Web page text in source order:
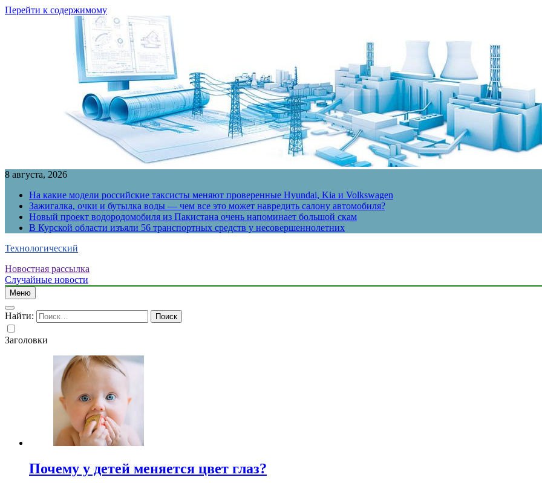
Перейти к содержимому
8 августа, 2026
На какие модели российские таксисты меняют проверенные Hyundai, Kia и Volkswagen
Зажигалка, очки и бутылка воды — чем все это может навредить салону автомобиля?
Новый проект водородомобиля из Пакистана очень напоминает большой скам
В Курской области изъяли 56 транспортных средств у несовершеннолетних
Технологический
Новостная рассылка
Случайные новости
Меню
Найти:
Заголовки
Почему у детей меняется цвет глаз?